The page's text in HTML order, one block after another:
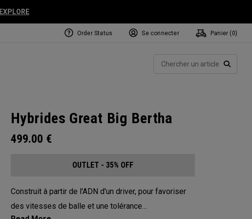
EXPLORE
Order Status Se connecter Panier ( 0)
Hybrides Great Big Bertha
499.00 €
OUTLET - 35% OFF
Construit à partir de l'ADN d'un driver, pour favoriser
des vitesses de balle et une tolérance